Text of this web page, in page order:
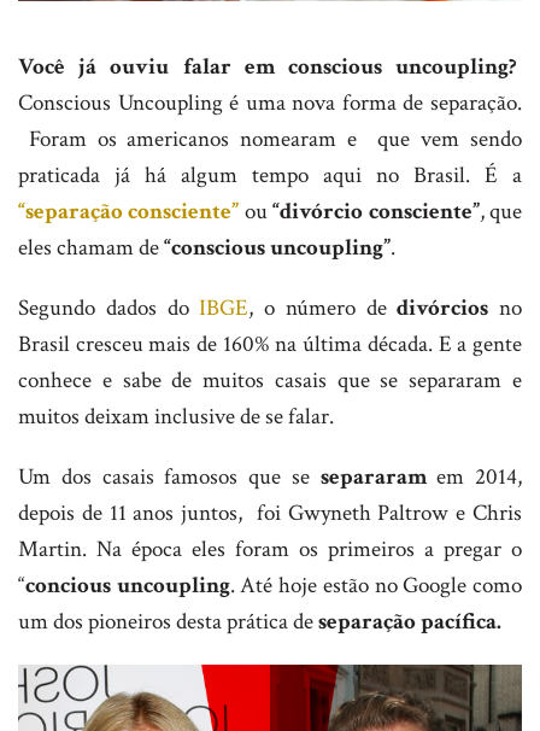
Você já ouviu falar em conscious uncoupling?
Conscious Uncoupling é uma nova forma de separação.
Foram os americanos nomearam e que vem sendo
praticada já há algum tempo aqui no Brasil. É a
“separação consciente” ou“divórcio consciente”, que
eles chamam de“conscious uncoupling”.
Segundo dados doIBGE, o número dedivórcios no
Brasil cresceu mais de 160% na última década. E a gente
conhece e sabe de muitos casais que se separaram e
muitos deixam inclusive de se falar.
Um dos casais famosos que se separaramem 2014,
depois de 11 anos juntos, foi Gwyneth Paltrow e Chris
Martin. Na época eles foram os primeiros a pregar o
“concious uncoupling. Até hoje estão no Google como
um dos pioneiros desta prática deseparação pacífica.